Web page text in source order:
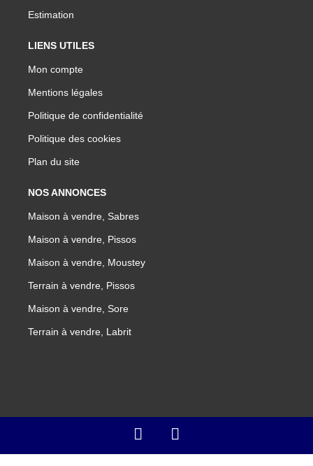
Estimation
LIENS UTILES
Mon compte
Mentions légales
Politique de confidentialité
Politique des cookies
Plan du site
NOS ANNONCES
Maison à vendre, Sabres
Maison à vendre, Pissos
Maison à vendre, Moustey
Terrain à vendre, Pissos
Maison à vendre, Sore
Terrain à vendre, Labrit